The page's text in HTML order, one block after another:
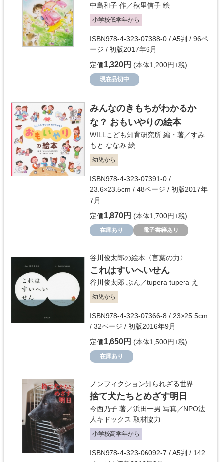
中島和子 作／秋里信子 絵
小学校低学年から
ISBN978-4-323-07388-0 / A5判 / 96ペ
ージ / 初版2017年6月
定価1,320円 (本体1,200円+税)
現在品切中
みんなのきもちがわかるか
な？ おもいやりの絵本
WILLこども知育研究所 編・著／すみ
もと ななみ 絵
幼児から
ISBN978-4-323-07391-0 /
23.6×23.5cm / 48ページ / 初版2017年
7月
定価1,870円 (本体1,700円+税)
在庫あり 電子書籍あり
谷川俊太郎の絵本〈言葉の力〉
これはすいへいせん
谷川俊太郎 ぶん／tupera tupera え
幼児から
ISBN978-4-323-07366-8 / 23×25.5cm
/ 32ページ / 初版2016年9月
定価1,650円 (本体1,500円+税)
在庫あり
ノンフィクション知られざる世界
捨て犬たちとめざす明日
今西乃子 著／浜田一男 写真／NPO法
人キドックス 取材協力
小学校高学年から
ISBN978-4-323-06092-7 / A5判 / 142